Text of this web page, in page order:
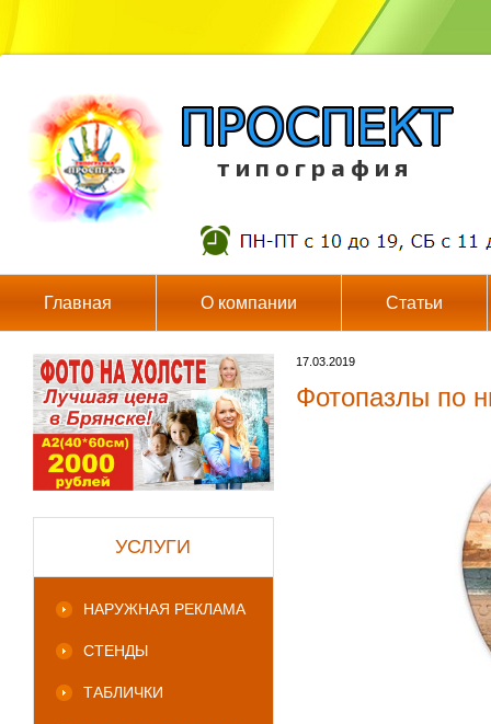
т и п о г р а ф и я
Главная О компании Статьи
УСЛУГИ
НАРУЖНАЯ РЕКЛАМА
СТЕНДЫ
ТАБЛИЧКИ
17.03.2019
Фотопазлы по